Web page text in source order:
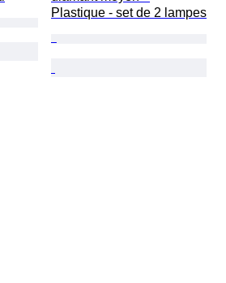
Plastique - set de 2 lampes